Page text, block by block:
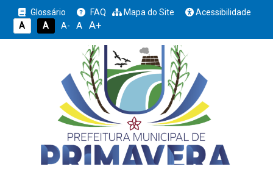
Glossário FAQ Mapa do Site
Acessibilidade
A
A A- A A+